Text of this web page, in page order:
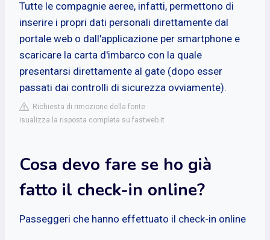
Tutte le compagnie aeree, infatti, permettono di
inserire i propri dati personali direttamente dal
portale web o dall'applicazione per smartphone e
scaricare la carta d'imbarco con la quale
presentarsi direttamente al gate (dopo esser
passati dai controlli di sicurezza ovviamente).
Richiesta di rimozione della fonte
isualizza la risposta completa su fastweb.it
Cosa devo fare se ho già
fatto il check-in online?
Passeggeri che hanno effettuato il check-in online